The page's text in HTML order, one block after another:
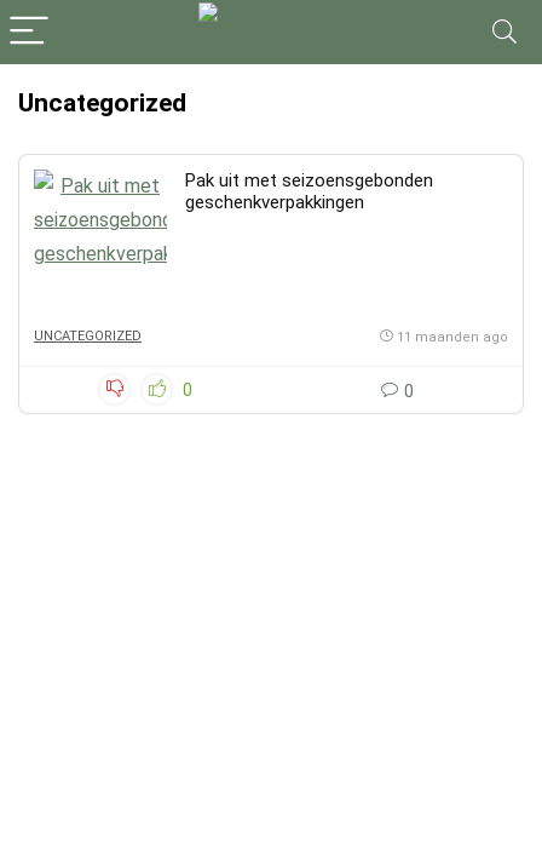
Uncategorized
Pak uit met seizoensgebonden
geschenkverpakkingen
UNCATEGORIZED 11 maanden ago
0 0